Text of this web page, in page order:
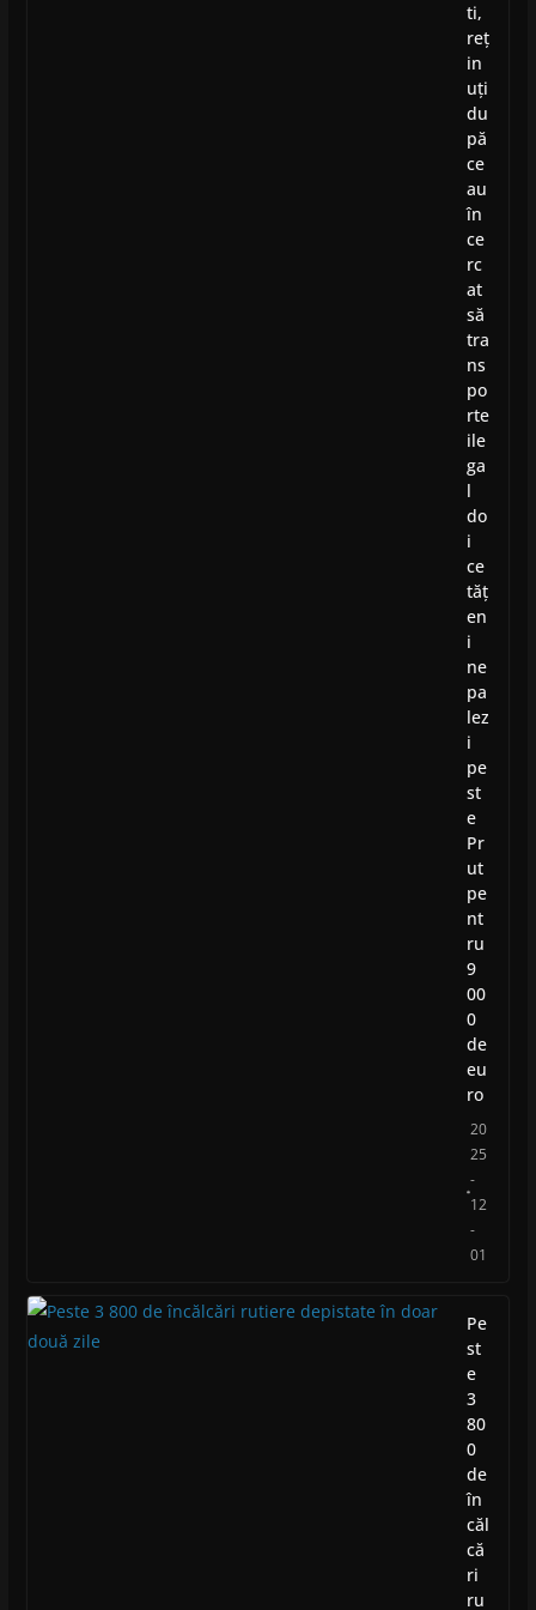
ti,
reț
in
uți
du
pă
ce
au
în
ce
rc
at
să
tra
ns
po
rte
ile
ga
l
do
i
ce
tăț
en
i
ne
pa
lez
i
pe
st
e
Pr
ut
pe
nt
ru
9
00
0
de
eu
ro
20
25
-
12
-
01
Pe
st
e
3
80
0
de
în
căl
că
ri
ru